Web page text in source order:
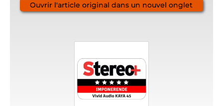
Ouvrir l'article original dans un nouvel onglet